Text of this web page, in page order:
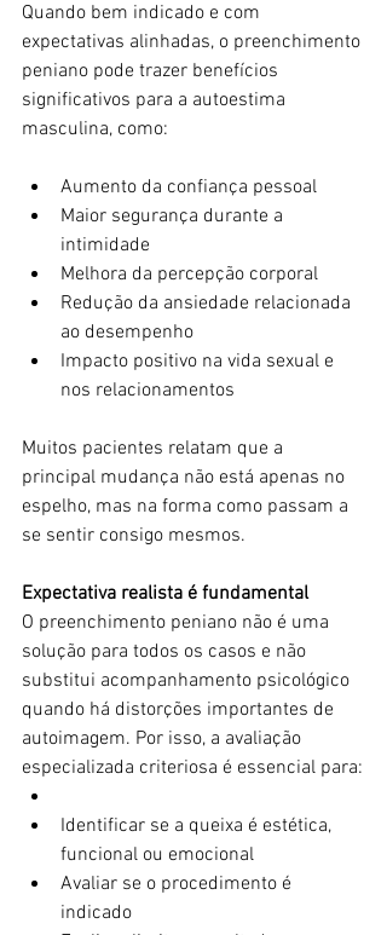
Quando bem indicado e com
expectativas alinhadas, o preenchimento
peniano pode trazer benefícios
significativos para a autoestima
masculina, como:
Aumento da confiança pessoal
Maior segurança durante a
intimidade
Melhora da percepção corporal
Redução da ansiedade relacionada
ao desempenho
Impacto positivo na vida sexual e
nos relacionamentos
Muitos pacientes relatam que a
principal mudança não está apenas no
espelho, mas na forma como passam a
se sentir consigo mesmos.
Expectativa realista é fundamental
O preenchimento peniano não é uma
solução para todos os casos e não
substitui acompanhamento psicológico
quando há distorções importantes de
autoimagem. Por isso, a avaliação
especializada criteriosa é essencial para:
Identificar se a queixa é estética,
funcional ou emocional
Avaliar se o procedimento é
indicado